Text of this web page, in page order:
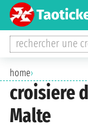
rechercher une
home›
croisiere
Malte